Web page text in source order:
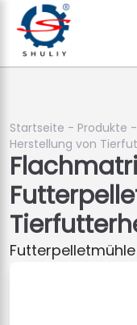
Startseite - Produkte -
Herstellung von